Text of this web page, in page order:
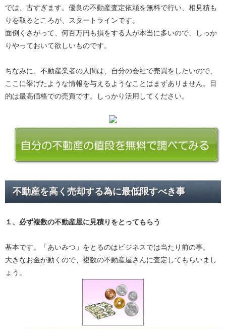
では、古すぎます。優良の不動産査定依頼を無料で行い、相見積も
りを取るところが、スタートラインです。
面倒くさがって、何百万円も損をする人が本当に多いので、しっか
りやっておいて欲しいものです。
ちなみに、不動産業者の人間は、自分の会社で売買をしたいので、
ここに挙げたような情報を与えるようなことはまずありません。目
的は最高価格での売買です。しっかり活用してください。
不動産を高く売却する為に最低限すべき事
１、必ず複数の不動産屋に見積り をとってもらう
基本です。「あいみつ」をとるのはビジネスでは当たり前の事。
大きなお金が動くので、複数の不動産屋さんに査定してもらいまし
ょう。